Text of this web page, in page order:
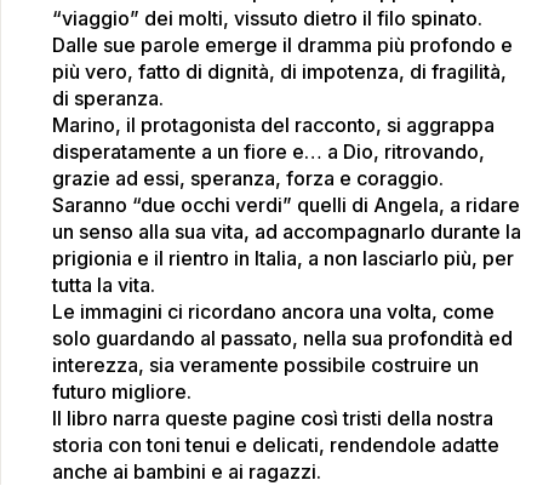
“viaggio” dei molti, vissuto dietro il filo spinato.
Dalle sue parole emerge il dramma più profondo e
più vero, fatto di dignità, di impotenza, di fragilità,
di speranza.
Marino, il protagonista del racconto, si aggrappa
disperatamente a un fiore e… a Dio, ritrovando,
grazie ad essi, speranza, forza e coraggio.
Saranno “due occhi verdi” quelli di Angela, a ridare
un senso alla sua vita, ad accompagnarlo durante la
prigionia e il rientro in Italia, a non lasciarlo più, per
tutta la vita.
Le immagini ci ricordano ancora una volta, come
solo guardando al passato, nella sua profondità ed
interezza, sia veramente possibile costruire un
futuro migliore.
Il libro narra queste pagine così tristi della nostra
storia con toni tenui e delicati, rendendole adatte
anche ai bambini e ai ragazzi.